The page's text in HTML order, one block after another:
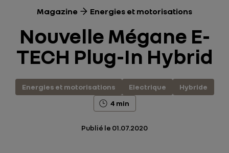
Magazine Energies et motorisations
Nouvelle Mégane E-
TECH Plug-In Hybrid
Energies et motorisations Electrique
Hybride
4 min
Publié le 01.07.2020